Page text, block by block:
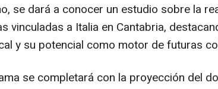
se dará a conocer un estudio sobre la
vinculadas a Italia en Cantabria,
y su potencial como motor de futuras
se completará con la proyección del